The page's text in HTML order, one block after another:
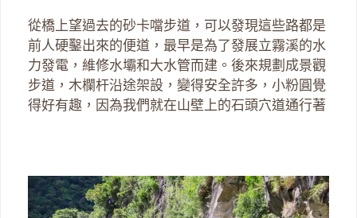
從橋上望過去的砂卡噹步道，可以發現這些路都是
前人硬鑿出來的便道，最早是為了發展立霧溪的水
力發電，維修水壩和大水管而建。後來規劃成景觀
步道，木欄杆沿途架設，變得安全許多，小粉圓覺
得好有趣，因為我們就在山壁上的石頭穴道通行著